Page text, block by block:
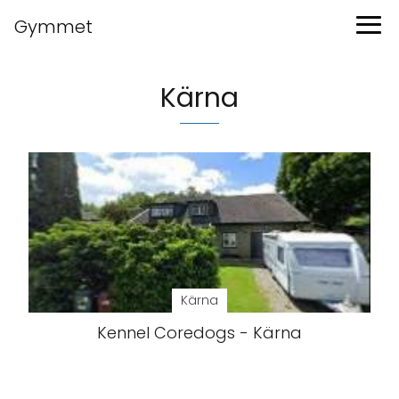
Gymmet
Kärna
Kärna
Kennel Coredogs - Kärna